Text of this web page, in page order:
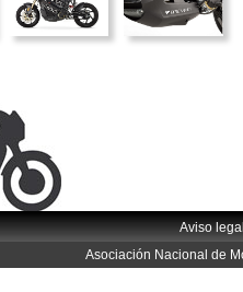
Aviso
Asociación Nacional de